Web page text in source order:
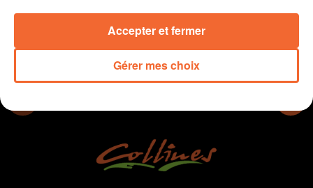
Gérer mes choix
Accepter et fermer